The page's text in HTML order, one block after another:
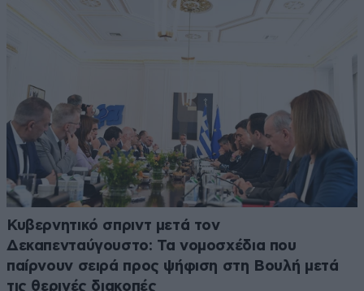
Κυβερνητικό σπριντ μετά τον
Δεκαπενταύγουστο: Τα νομοσχέδια που
παίρνουν σειρά προς ψήφιση στη Βουλή μετά
τις θερινές διακοπές